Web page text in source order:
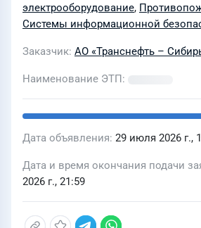
электрооборудование,
Системы информационной
Заказчик АО «Транснефть –
Наименование ЭТП
Дата объявления 29 июля 2026 г.,
Дата и время окончания подачи
2026 г., 21:59